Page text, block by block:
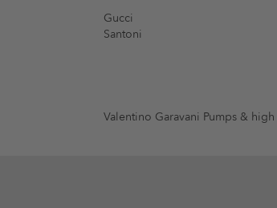
Gucci
Santoni
Valentino Garavani Pumps &